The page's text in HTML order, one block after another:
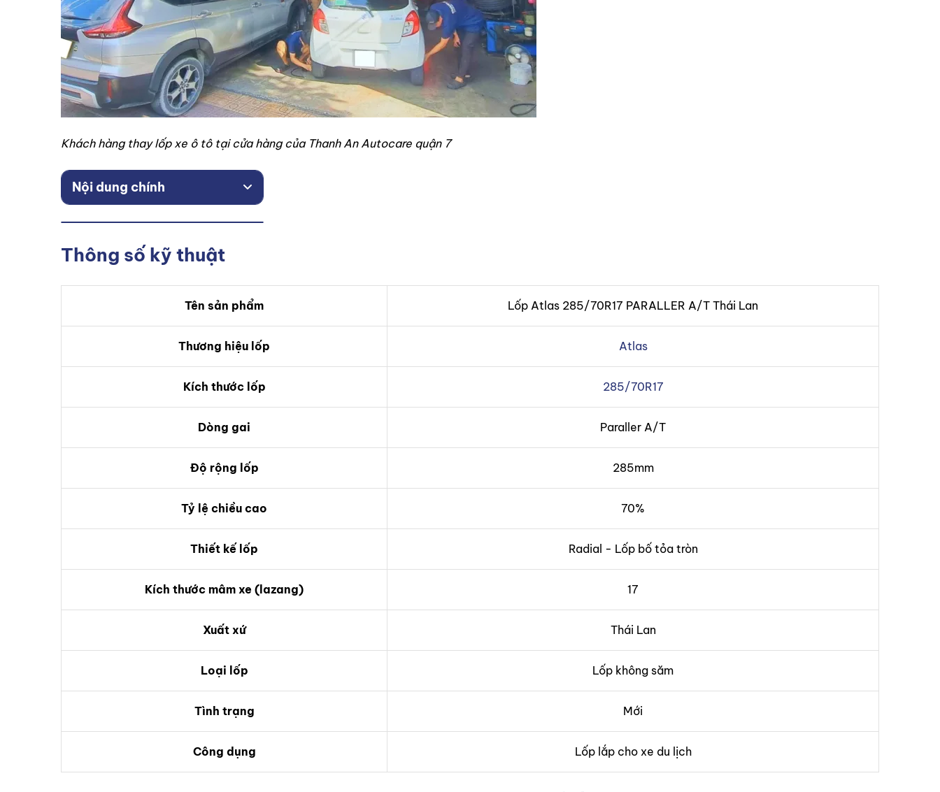
Khách hàng thay lốp xe ô tô tại cửa hàng của Thanh An Autocare quận 7
Nội dung chính
Thông số kỹ thuật
Tên sản phẩm Lốp Atlas 285/70R17 PARALLER A/T Thái Lan
Thương hiệu lốp Atlas
Kích thước lốp 285/70R17
Dòng gai Paraller A/T
Độ rộng lốp 285mm
Tỷ lệ chiều cao 70%
Thiết kế lốp Radial - Lốp bố tỏa tròn
Kích thước mâm xe (lazang) 17
Xuất xứ Thái Lan
Loại lốp Lốp không săm
Tình trạng Mới
Công dụng Lốp lắp cho xe du lịch